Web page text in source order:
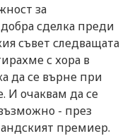
за
сделка преди
съвет следващата
с хора в
да се върне при
И очаквам да се
- през
премиер.